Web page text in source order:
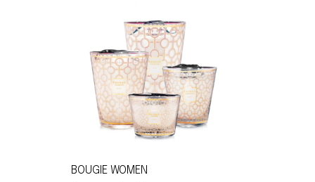
BOUGIE WOMEN